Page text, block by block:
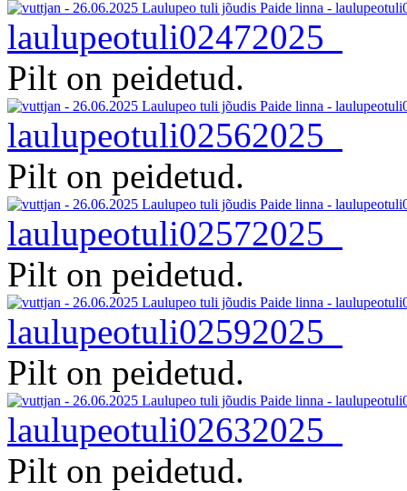
laulupeotuli02472025
Pilt on peidetud.
laulupeotuli02562025
Pilt on peidetud.
laulupeotuli02572025
Pilt on peidetud.
laulupeotuli02592025
Pilt on peidetud.
laulupeotuli02632025
Pilt on peidetud.